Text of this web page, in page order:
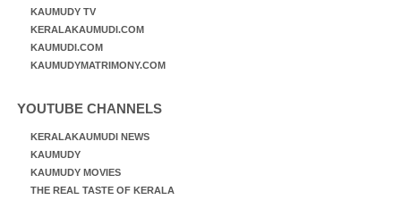
KAUMUDY TV
KERALAKAUMUDI.COM
KAUMUDI.COM
KAUMUDYMATRIMONY.COM
YOUTUBE CHANNELS
KERALAKAUMUDI NEWS
KAUMUDY
KAUMUDY MOVIES
THE REAL TASTE OF KERALA